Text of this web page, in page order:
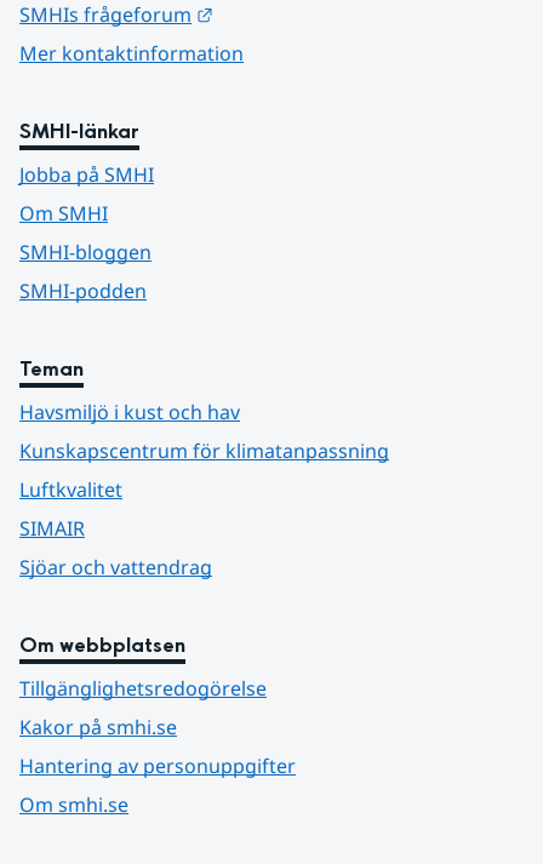
SMHIs frågeforum
Mer kontaktinformation
SMHI-länkar
Jobba på SMHI
Om SMHI
SMHI-bloggen
SMHI-podden
Teman
Havsmiljö i kust och hav
Kunskapscentrum för klimatanpassning
Luftkvalitet
SIMAIR
Sjöar och vattendrag
Om webbplatsen
Tillgänglighetsredogörelse
Kakor på smhi.se
Hantering av personuppgifter
Om smhi.se